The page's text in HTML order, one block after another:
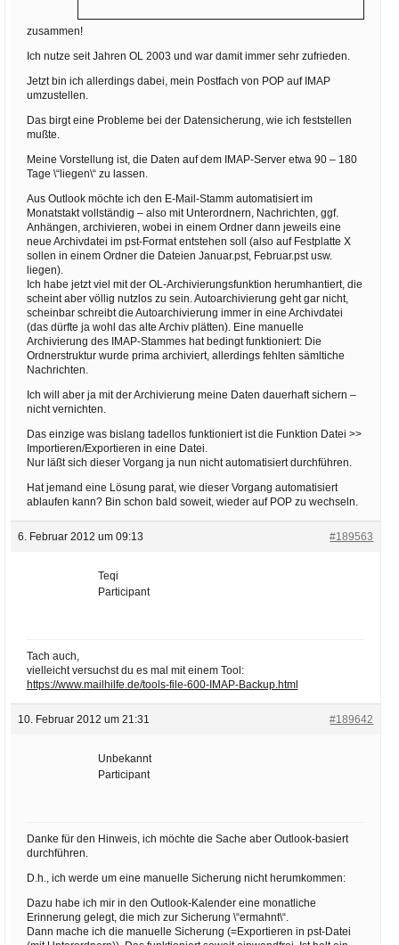
zusammen!
Ich nutze seit Jahren OL 2003 und war damit immer sehr zufrieden.
Jetzt bin ich allerdings dabei, mein Postfach von POP auf IMAP
umzustellen.
Das birgt eine Probleme bei der Datensicherung, wie ich feststellen
mußte.
Meine Vorstellung ist, die Daten auf dem IMAP-Server etwa 90 – 180
Tage \“liegen\“ zu lassen.
Aus Outlook möchte ich den E-Mail-Stamm automatisiert im
Monatstakt vollständig – also mit Unterordnern, Nachrichten, ggf.
Anhängen, archivieren, wobei in einem Ordner dann jeweils eine
neue Archivdatei im pst-Format entstehen soll (also auf Festplatte X
sollen in einem Ordner die Dateien Januar.pst, Februar.pst usw.
liegen).
Ich habe jetzt viel mit der OL-Archivierungsfunktion herumhantiert, die
scheint aber völlig nutzlos zu sein. Autoarchivierung geht gar nicht,
scheinbar schreibt die Autoarchivierung immer in eine Archivdatei
(das dürfte ja wohl das alte Archiv plätten). Eine manuelle
Archivierung des IMAP-Stammes hat bedingt funktioniert: Die
Ordnerstruktur wurde prima archiviert, allerdings fehlten sämltiche
Nachrichten.
Ich will aber ja mit der Archivierung meine Daten dauerhaft sichern –
nicht vernichten.
Das einzige was bislang tadellos funktioniert ist die Funktion Datei >>
Importieren/Exportieren in eine Datei.
Nur läßt sich dieser Vorgang ja nun nicht automatisiert durchführen.
Hat jemand eine Lösung parat, wie dieser Vorgang automatisiert
ablaufen kann? Bin schon bald soweit, wieder auf POP zu wechseln.
6. Februar 2012 um 09:13 #189563
Teqi
Participant
Tach auch,
vielleicht versuchst du es mal mit einem Tool:
https://www.mailhilfe.de/tools-file-600-IMAP-Backup.html
10. Februar 2012 um 21:31 #189642
Unbekannt
Participant
Danke für den Hinweis, ich möchte die Sache aber Outlook-basiert
durchführen.
D.h., ich werde um eine manuelle Sicherung nicht herumkommen:
Dazu habe ich mir in den Outlook-Kalender eine monatliche
Erinnerung gelegt, die mich zur Sicherung \“ermahnt\“.
Dann mache ich die manuelle Sicherung (=Exportieren in pst-Datei